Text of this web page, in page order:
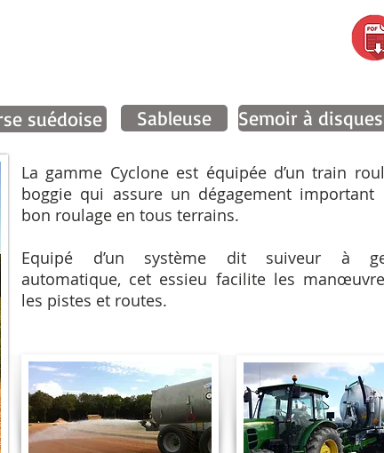
suédoise Sableuse Semoir à
La gamme Cyclone est équipée d’un train
boggie qui assure un dégagement important
bon roulage en tous terrains.
Equipé d’un système dit suiveur à
automatique, cet essieu facilite les
les pistes et routes.